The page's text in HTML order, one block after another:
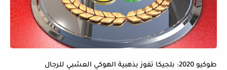
طوكيو 2020: بلجيكا تفوز بذهبية الهوكي العشبي للرجال